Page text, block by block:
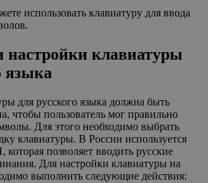
использовать клавиатуру для ввода
настройки клавиатуры
языка
для русского языка должна быть
чтобы пользователь мог правильно
Для этого необходимо выбрать
клавиатуры. В России используется
позволяет вводить русские
Для настройки клавиатуры на
выполнить следующие действия: